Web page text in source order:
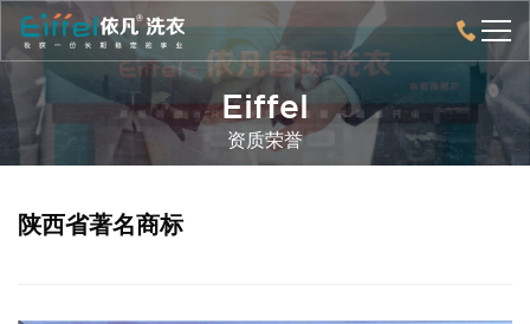
Eiffel
资质荣誉
陕西省著名商标